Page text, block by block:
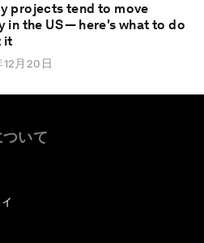
projects tend to move
in the US — here's what to do
it
月20日
いて